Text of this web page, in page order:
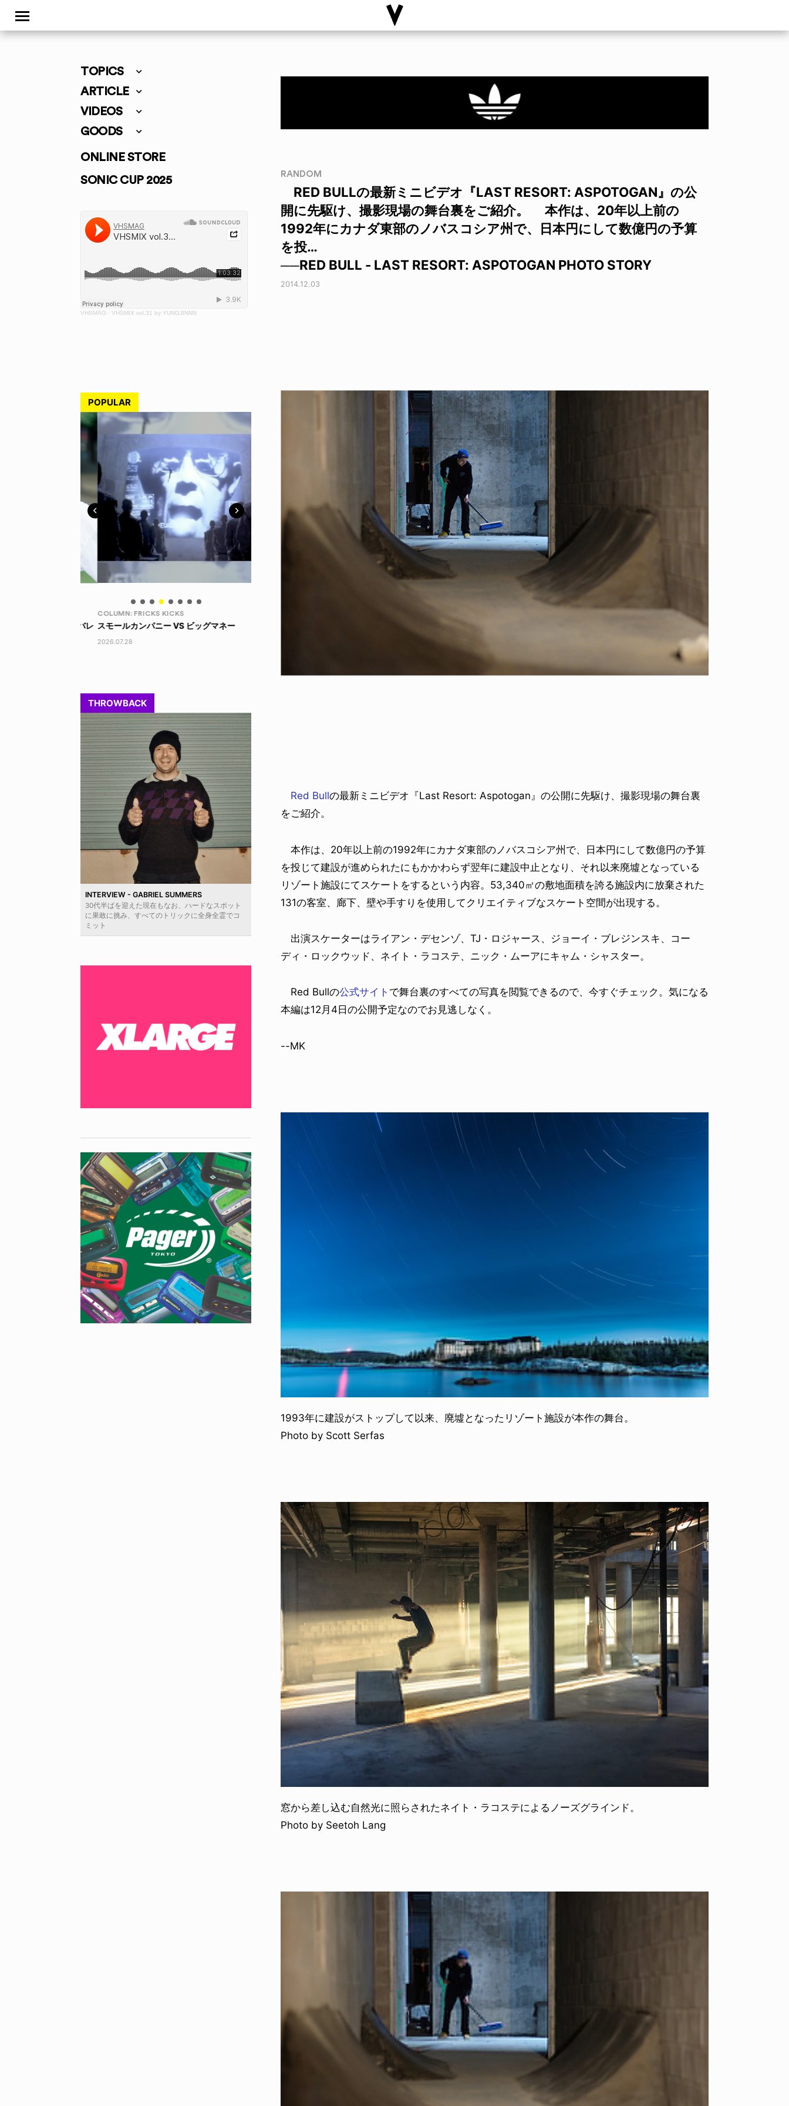
TOPICS
ARTICLE
VIDEOS
GOODS
ONLINE STORE
SONIC CUP 2025
VHSMAG · VHSMIX vol.31 by YUNGJINNN
POPULAR
COLUMN: FRICKS KICKS
スモールカンパニー VS ビッグマネー
2026.07.28
150 WALLET
THROWBACK
INTERVIEW - GABRIEL SUMMERS
30代半ばを迎えた現在もなお、ハードなスポット
に果敢に挑み、すべてのトリックに全身全霊でコ
ミット
RANDOM
RED BULLの最新ミニビデオ『LAST RESORT: ASPOTOGAN』の公
開に先駆け、撮影現場の舞台裏をご紹介。 本作は、20年以上前の
1992年にカナダ東部のノバスコシア州で、日本円にして数億円の予算
を投…
──RED BULL - LAST RESORT: ASPOTOGAN PHOTO STORY
2014.12.03
Red Bullの最新ミニビデオ『Last Resort: Aspotogan』の公開に先駆け、撮影現場の舞台裏
をご紹介。
本作は、20年以上前の1992年にカナダ東部のノバスコシア州で、日本円にして数億円の予算
を投じて建設が進められたにもかかわらず翌年に建設中止となり、それ以来廃墟となっている
リゾート施設にてスケートをするという内容。53,340㎡の敷地面積を誇る施設内に放棄された
131の客室、廊下、壁や手すりを使用してクリエイティブなスケート空間が出現する。
出演スケーターはライアン・デセンゾ、TJ・ロジャース、ジョーイ・ブレジンスキ、コー
ディ・ロックウッド、ネイト・ラコステ、ニック・ムーアにキャム・シャスター。
Red Bullの公式サイト で舞台裏のすべての写真を閲覧できるので、今すぐチェック。気になる
本編は12月4日の公開予定なのでお見逃しなく。
--MK
1993年に建設がストップして以来、廃墟となったリゾート施設が本作の舞台。
Photo by Scott Serfas
窓から差し込む自然光に照らされたネイト・ラコステによるノーズグラインド。
Photo by Seetoh Lang